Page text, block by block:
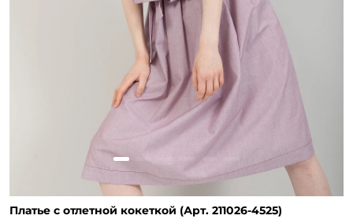
Платье с отлетной кокеткой (Арт. 211026-4525)